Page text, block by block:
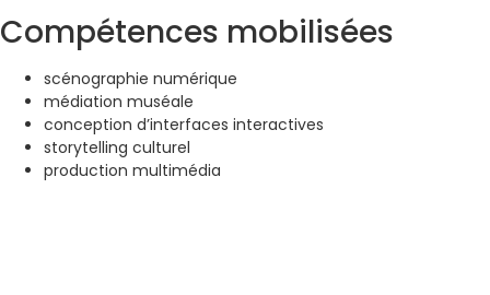
Compétences mobilisées
scénographie numérique
médiation muséale
conception d’interfaces interactives
storytelling culturel
production multimédia